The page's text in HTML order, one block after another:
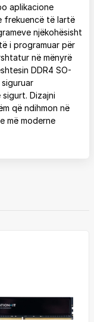
aplikacione
frekuencë të lartë
njëkohësisht
i programuar për
në mënyrë
DDR4 SO-
Dizajni
që ndihmon në
më moderne